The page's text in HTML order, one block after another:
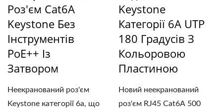
Роз'єм Cat6A
Keystone Без
Інструментів
PoE++ Із
Затвором
Неекранований роз'єм
Keystone категорії 6a, що
Keystone
Категорії 6A UTP
180 Градусів З
Кольоровою
Пластиною
Новий неекранований
роз'єм RJ45 Cat6A 500